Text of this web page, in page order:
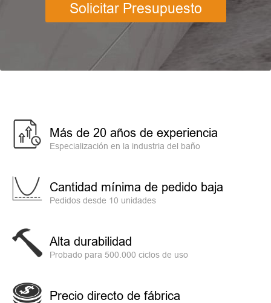
Solicitar Presupuesto
Más de 20 años de experiencia
Especialización en la industria del baño
Cantidad mínima de pedido baja
Pedidos desde 10 unidades
Alta durabilidad
Probado para 500.000 ciclos de uso
Precio directo de fábrica